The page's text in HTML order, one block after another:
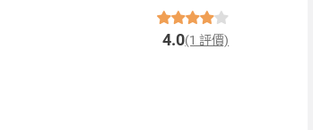
4.0(1 評價)